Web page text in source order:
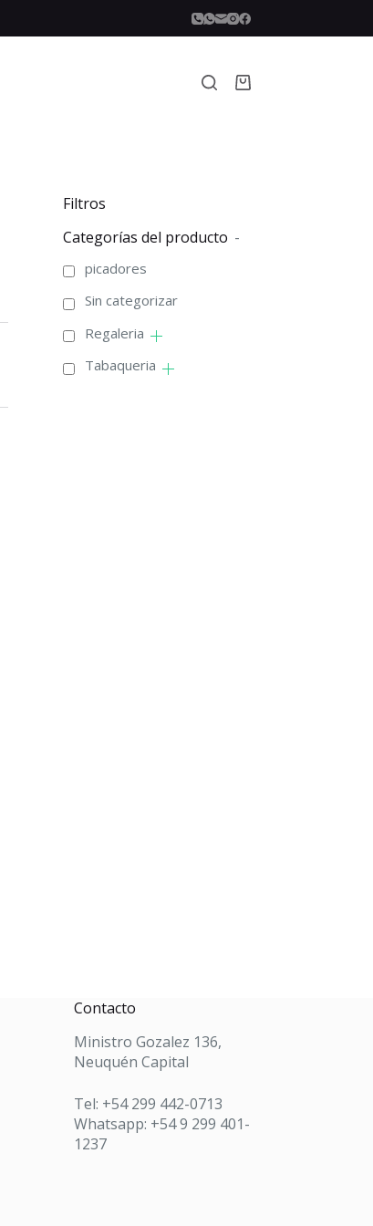
Carro
Filtros
Categorías del producto -
picadores
Sin categorizar
Regaleria
Tabaqueria
Contacto
Ministro Gozalez 136,
Neuquén Capital
Tel: +54 299 442-0713
Whatsapp: +54 9 299 401-
1237